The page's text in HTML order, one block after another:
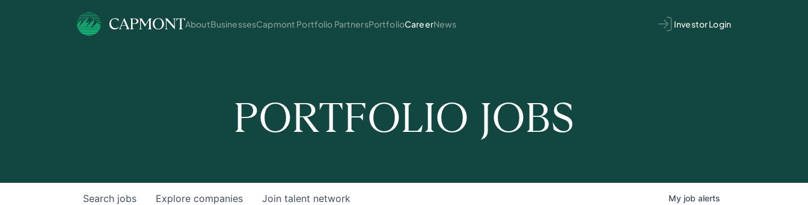
AboutBusinessesCapmont Portfolio PartnersPortfolioCareerNews Investor Login
PORTFOLIO JOBS
Search jobs Explore companies Join talent network My job alerts